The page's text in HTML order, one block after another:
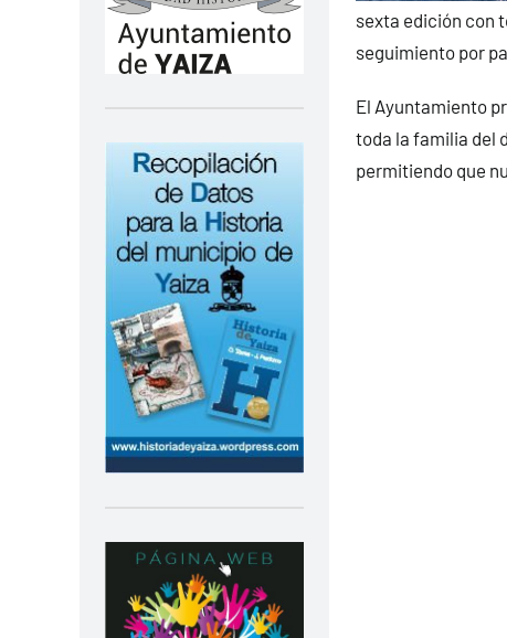
sexta edición con
seguimiento por
El Ayuntamiento
toda la familia del
permitiendo que